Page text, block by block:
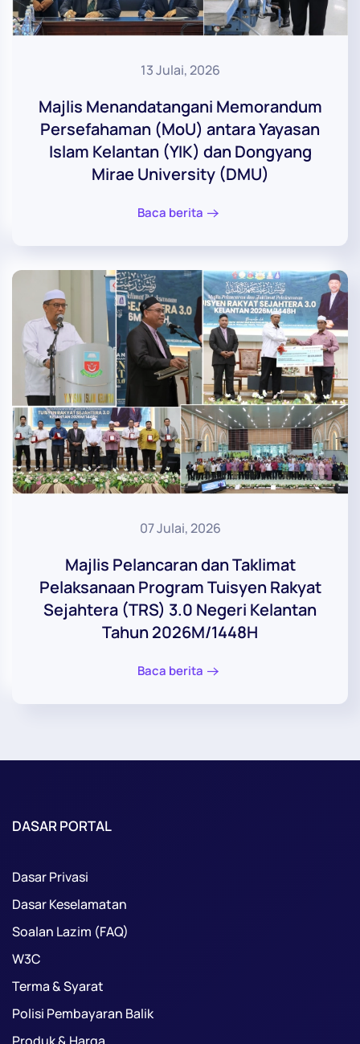
13 Julai, 2026
Majlis Menandatangani Memorandum
Persefahaman (MoU) antara Yayasan
Islam Kelantan (YIK) dan Dongyang
Mirae University (DMU)
Baca berita
07 Julai, 2026
Majlis Pelancaran dan Taklimat
Pelaksanaan Program Tuisyen Rakyat
Sejahtera (TRS) 3.0 Negeri Kelantan
Tahun 2026M/1448H
Baca berita
DASAR PORTAL
Dasar Privasi
Dasar Keselamatan
Soalan Lazim (FAQ)
W3C
Terma & Syarat
Polisi Pembayaran Balik